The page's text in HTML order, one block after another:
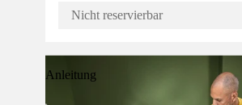
Nicht reservierbar
Anleitung